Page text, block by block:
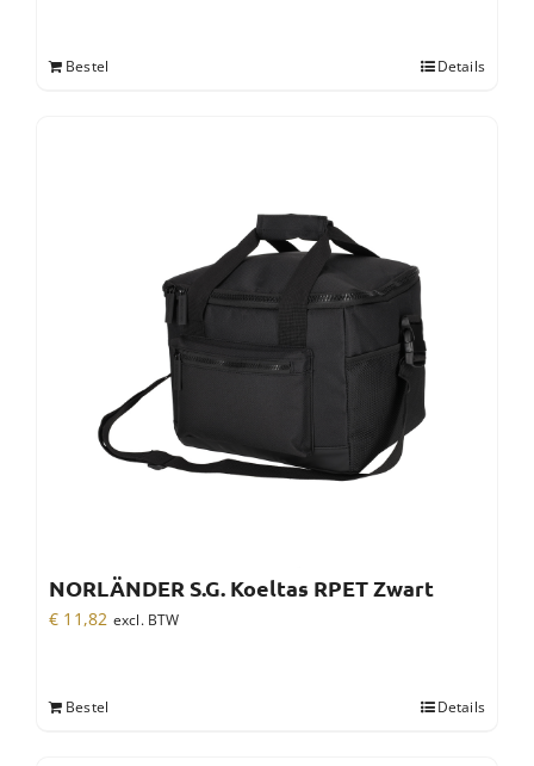
Bestel Details
NORLÄNDER S.G. Koeltas RPET Zwart
€ 11,82 excl. BTW
Bestel Details